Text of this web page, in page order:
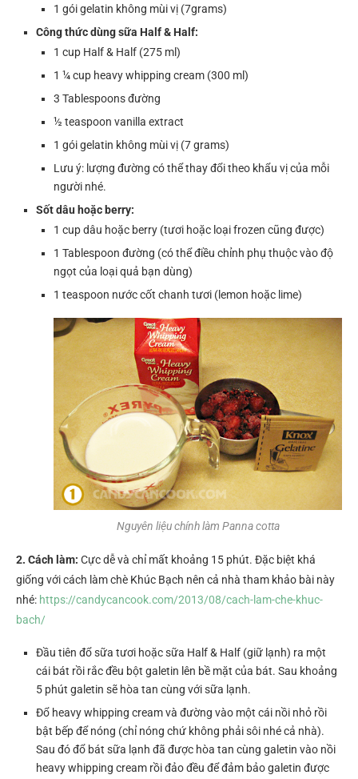
1 gói gelatin không mùi vị (7grams)
Công thức dùng sữa Half & Half:
1 cup Half & Half (275 ml)
1 ¼ cup heavy whipping cream (300 ml)
3 Tablespoons đường
½ teaspoon vanilla extract
1 gói gelatin không mùi vị (7 grams)
Lưu ý: lượng đường có thể thay đổi theo khẩu vị của mỗi
người nhé.
Sốt dâu hoặc berry:
1 cup dâu hoặc berry (tươi hoặc loại frozen cũng được)
1 Tablespoon đường (có thể điều chỉnh phụ thuộc vào độ
ngọt của loại quả bạn dùng)
1 teaspoon nước cốt chanh tươi (lemon hoặc lime)
Nguyên liệu chính làm Panna cotta
2. Cách làm: Cực dễ và chỉ mất khoảng 15 phút. Đặc biệt khá
giống với cách làm chè Khúc Bạch nên cả nhà tham khảo bài này
nhé: https://candycancook.com/2013/08/cach-lam-che-khuc-
bach/
Đầu tiên đổ sữa tươi hoặc sữa Half & Half (giữ lạnh) ra một
cái bát rồi rắc đều bột galetin lên bề mặt của bát. Sau khoảng
5 phút galetin sẽ hòa tan cùng với sữa lạnh.
Đổ heavy whipping cream và đường vào một cái nồi nhỏ rồi
bật bếp để nóng (chỉ nóng chứ không phải sôi nhé cả nhà).
Sau đó đổ bát sữa lạnh đã được hòa tan cùng galetin vào nồi
heavy whipping cream rồi đảo đều để đảm bảo galetin được